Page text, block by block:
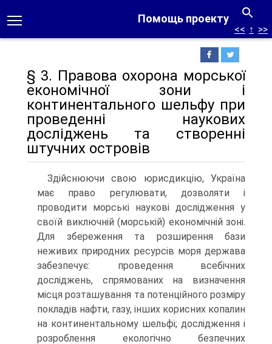
Помощь проекту
<< ↑ >>
§ 3. Правова охорона морської
економічної зони і
континентального шельфу при
проведенні наукових
досліджень та створенні
штучних островів
Здійснюючи свою юрисдикцію, Україна
має право регулювати, дозволяти і
проводити морські наукові дослідження у
своїй виключній (морській) еконо­мічній зоні.
Для збереження та розширення бази
неживих природних ресурсів моря держава
забезпечує: проведення всебічних
досліджень, спрямованих на визначення
місця розташування та потенційного розміру
покладів нафти, газу, інших корисних копалин
на континентальному шельфі; дослідження і
розроблен­ня екологічно безпечних